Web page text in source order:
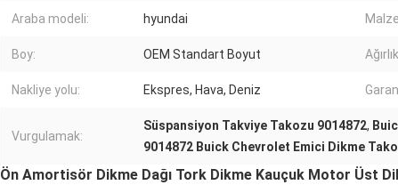
Araba modeli: hyundai
Boy: OEM Standart Boyut
Nakliye yolu: Ekspres, Hava, Deniz
Vurgulamak:
Süspansiyon Takviye Takozu 9014872,
9014872 Buick Chevrolet Emici Dikme
Ön Amortisör Dikme Dağı Tork Dikme Kauçuk Motor Üst